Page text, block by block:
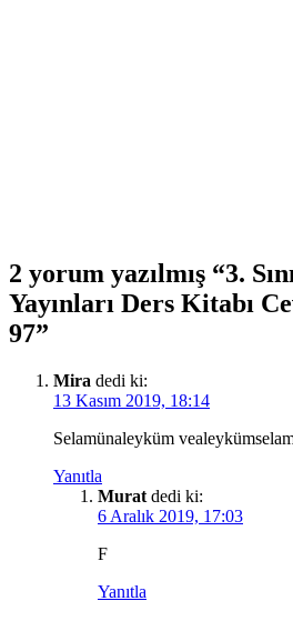
2 yorum yazılmış “3.
Yayınları Ders Kitabı
97”
Mira dedi ki:
13 Kasım 2019, 18:14
Selamünaleyküm
Yanıtla
Murat dedi ki:
6 Aralık 2019, 17:03
F
Yanıtla